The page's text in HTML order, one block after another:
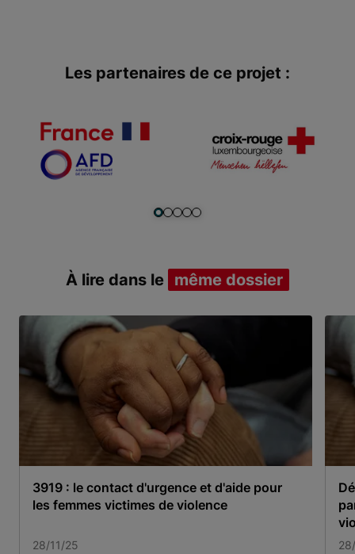
Les partenaires de ce projet :
À lire dans le même dossier
3919 : le contact d'urgence et d'aide pour
les femmes victimes de violence
28/11/25